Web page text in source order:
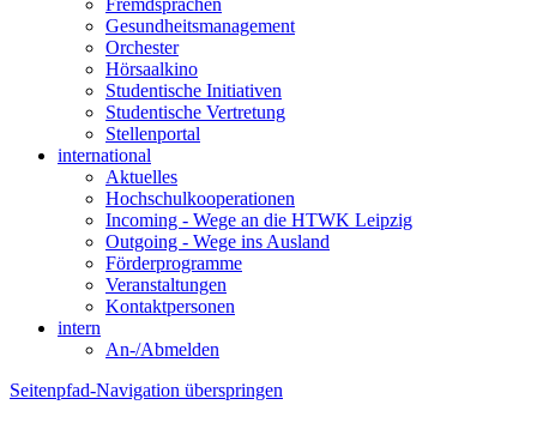
Fremdsprachen
Gesundheitsmanagement
Orchester
Hörsaalkino
Studentische Initiativen
Studentische Vertretung
Stellenportal
international
Aktuelles
Hochschulkooperationen
Incoming - Wege an die HTWK Leipzig
Outgoing - Wege ins Ausland
Förderprogramme
Veranstaltungen
Kontaktpersonen
intern
An-/Abmelden
Seitenpfad-Navigation überspringen